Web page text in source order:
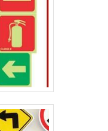
aplicar
o
que permite
Graças a
e até
das
O MELHOR
DE